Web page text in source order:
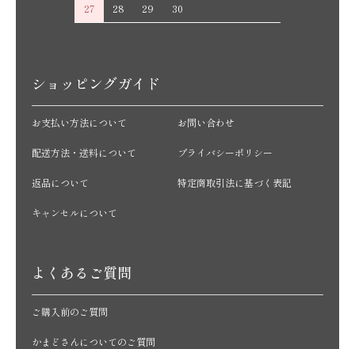
27
28 29 30
ショッピングガイド
お支払い方法について
配送方法・送料について
返品について
キャンセルについて
お問い合わせ
プライバシーポリシー
特定商取引法に基づく表記
よくあるご質問
ご購入前のご質問
かまどさんについてのご質問